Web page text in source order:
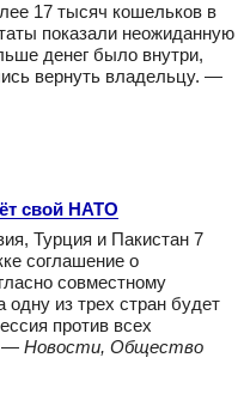
17 тысяч кошельков в
показали неожиданную
денег было внутри,
вернуть владельцу. —
свой НАТО
Турция и Пакистан 7
соглашение о
совместному
из трех стран будет
против всех
— Новости, Общество